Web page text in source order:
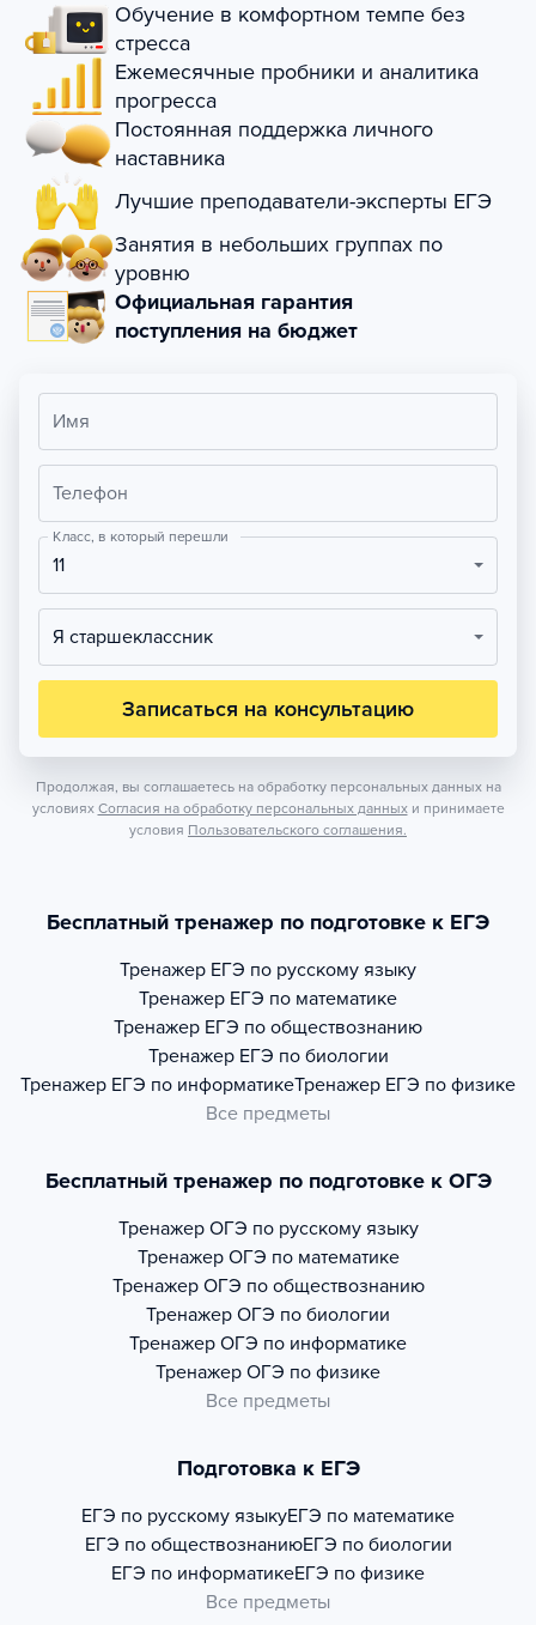
Обучение в комфортном темпе без
стресса
Ежемесячные пробники и аналитика
прогресса
Постоянная поддержка личного
наставника
Лучшие преподаватели-эксперты ЕГЭ
Занятия в небольших группах по
уровню
Официальная гарантия
поступления на бюджет
Имя
Телефон
Класс, в который перешли
11
Я старшеклассник
Записаться на консультацию
Продолжая, вы соглашаетесь на обработку персональных данных на
условиях Согласия на обработку персональных данных и принимаете
условия Пользовательского соглашения.
Бесплатный тренажер по подготовке к ЕГЭ
Тренажер ЕГЭ по русскому языку
Тренажер ЕГЭ по математике
Тренажер ЕГЭ по обществознанию
Тренажер ЕГЭ по биологии
Тренажер ЕГЭ по информатикеТренажер ЕГЭ по физике
Все предметы
Бесплатный тренажер по подготовке к ОГЭ
Тренажер ОГЭ по русскому языку
Тренажер ОГЭ по математике
Тренажер ОГЭ по обществознанию
Тренажер ОГЭ по биологии
Тренажер ОГЭ по информатике
Тренажер ОГЭ по физике
Все предметы
Подготовка к ЕГЭ
ЕГЭ по русскому языкуЕГЭ по математике
ЕГЭ по обществознаниюЕГЭ по биологии
ЕГЭ по информатикеЕГЭ по физике
Все предметы